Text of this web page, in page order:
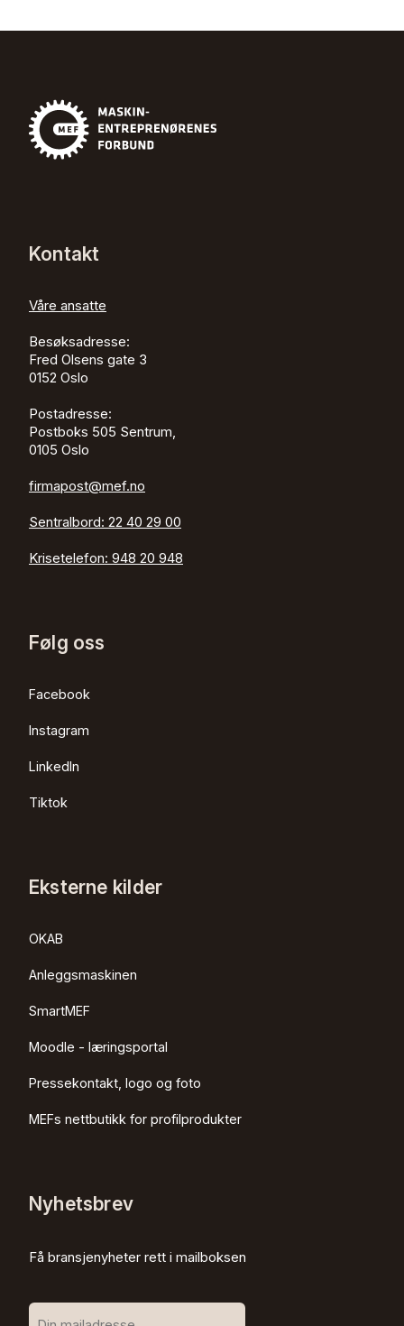
Kontakt
Våre ansatte
Besøksadresse:
Fred Olsens gate 3
0152 Oslo
Postadresse:
Postboks 505 Sentrum,
0105 Oslo
firmapost@mef.no
Sentralbord: 22 40 29 00
Krisetelefon: 948 20 948
Følg oss
Facebook
Instagram
LinkedIn
Tiktok
Eksterne kilder
OKAB
Anleggsmaskinen
SmartMEF
Moodle - læringsportal
Pressekontakt, logo og foto
MEFs nettbutikk for profilprodukter
Nyhetsbrev
Få bransjenyheter rett i mailboksen